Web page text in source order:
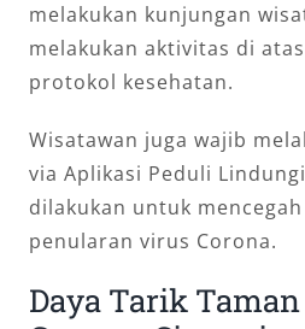
melakukan kunjungan
melakukan aktivitas di
protokol kesehatan.
Wisatawan juga wajib
via Aplikasi Peduli
dilakukan untuk
penularan virus Corona.
Daya Tarik